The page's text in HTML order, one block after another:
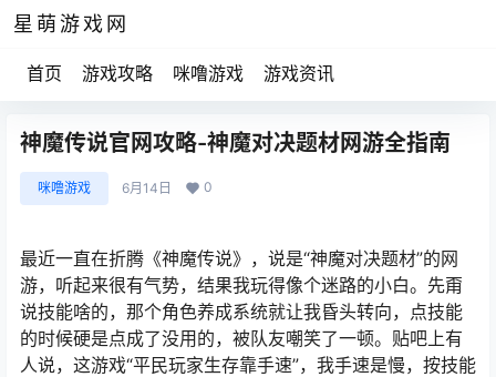
星萌游戏网
首页 游戏攻略 咪噜游戏 游戏资讯
神魔传说官网攻略-神魔对决题材网游全指南
咪噜游戏 6月14日 0
最近一直在折腾《神魔传说》，说是“神魔对决题材”的网
游，听起来很有气势，结果我玩得像个迷路的小白。先甭
说技能啥的，那个角色养成系统就让我昏头转向，点技能
的时候硬是点成了没用的，被队友嘲笑了一顿。贴吧上有
人说，这游戏“平民玩家生存靠手速”，我手速是慢，按技能